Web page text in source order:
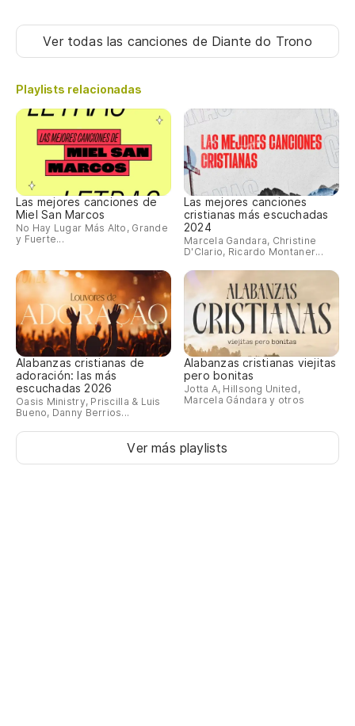
Ver todas las canciones de Diante do Trono
Playlists relacionadas
Las mejores canciones de
Miel San Marcos
No Hay Lugar Más Alto, Grande
y Fuerte...
Las mejores canciones
cristianas más escuchadas
2024
Marcela Gandara, Christine
D'Clario, Ricardo Montaner...
Alabanzas cristianas de
adoración: las más
escuchadas 2026
Oasis Ministry, Priscilla & Luis
Bueno, Danny Berrios...
Alabanzas cristianas viejitas
pero bonitas
Jotta A, Hillsong United,
Marcela Gándara y otros
Ver más playlists